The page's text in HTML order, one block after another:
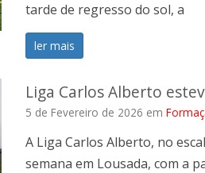
tarde de regresso do sol, a
ler mais
Liga Carlos Alberto
5 de Fevereiro de 2026 em
A Liga Carlos Alberto, no
semana em Lousada, com a